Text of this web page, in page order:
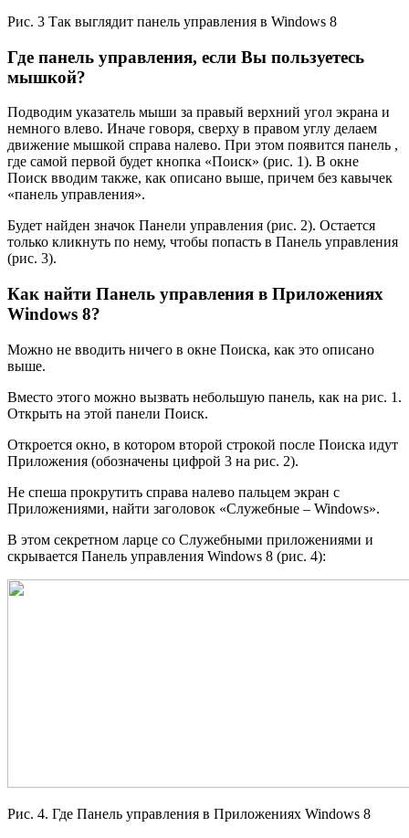
Рис. 3 Так выглядит панель управления в Windows 8
Где панель управления, если Вы пользуетесь
мышкой?
Подводим указатель мыши за правый верхний угол экрана и
немного влево. Иначе говоря, сверху в правом углу делаем
движение мышкой справа налево. При этом появится панель ,
где самой первой будет кнопка «Поиск» (рис. 1). В окне
Поиск вводим также, как описано выше, причем без кавычек
«панель управления».
Будет найден значок Панели управления (рис. 2). Остается
только кликнуть по нему, чтобы попасть в Панель управления
(рис. 3).
Как найти Панель управления в Приложениях
Windows 8?
Можно не вводить ничего в окне Поиска, как это описано
выше.
Вместо этого можно вызвать небольшую панель, как на рис. 1.
Открыть на этой панели Поиск.
Откроется окно, в котором второй строкой после Поиска идут
Приложения (обозначены цифрой 3 на рис. 2).
Не спеша прокрутить справа налево пальцем экран с
Приложениями, найти заголовок «Служебные – Windows».
В этом секретном ларце со Служебными приложениями и
скрывается Панель управления Windows 8 (рис. 4):
Рис. 4. Где Панель управления в Приложениях Windows 8